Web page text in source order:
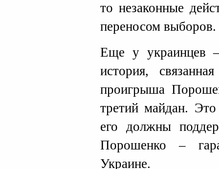
то незаконные
переносом выборов.
Еще у украинцев –
история,
проигрыша
третий майдан.
его должны
Порошенко –
Украине.